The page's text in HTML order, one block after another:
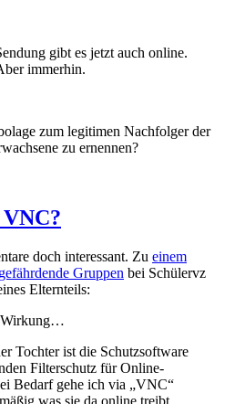
gibt es jetzt auch online.
immerhin.
zum legitimen Nachfolger der
zu ernennen?
doch interessant. Zu einem
Gruppen bei Schülervz
Elternteils:
Wirkung…
Tochter ist die Schutzsoftware
Filterschutz für Online-
Bedarf gehe ich via „VNC“
was sie da online treibt.